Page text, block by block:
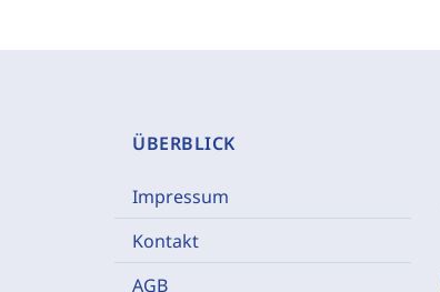
ÜBERBLICK
Impressum
Kontakt
AGB